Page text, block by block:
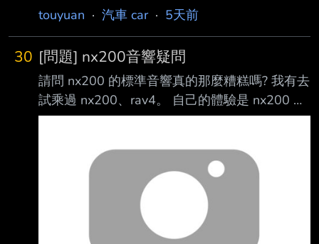
https://da.gd/LeCY 雲林一名吳姓男代課老師，
經過台1線斗南 路段，以時速192公里狂飆，失
控撞上水泥護欄，造成副駕駛座的周女傷重死
亡，雲林地方 法院一審判吳男3年2個月有期徒
刑，吳男不服上訴，高等法院台南分院考慮到吳
釀死亡車禍 判決指出，吳男於114年5月29日凌
晨開租來的特斯拉，
touyuan · 汽車 car· 5天前
30 [問題] nx200音響疑問
請問 nx200 的標準音響真的那麼糟糕嗎? 我有去
試乘過 nx200、rav4。 自己的體驗是 nx200 比
較舒服。 雖然試乘沒有去高速公路， 但我請業
錯。 但網路上評價普遍偏普通、或建議可以去
升級喇叭。 所以目前疑問: 會覺得普通是因為對
音樂比較有要求的人? 還是真的就是不好 QQ。
-- 恩恩，謝謝。 感謝回覆，因為我沒試乘其他
品牌車種，我覺得不要超太多就好。 ML不是要